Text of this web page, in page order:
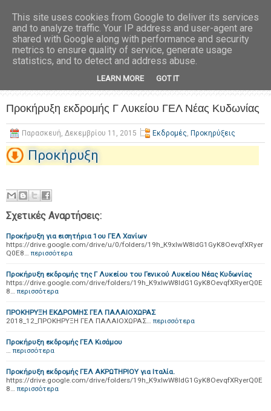
Προκήρυξη εκδρομής Γ Λυκείου ΓΕΛ Νέας Κυδωνίας
Παρασκευή, Δεκεμβρίου 11, 2015 Εκδρομές, Προκηρύξεις
Προκήρυξη
Σχετικές Αναρτήσεις:
Προκήρυξη για εισητήρια 1ου ΓΕΛ Χανίων
https://drive.google.com/drive/u/0/folders/19h_K9xlwW8IdG1GyK8OevqfXRyer
Q0E8… περισσότερα
Προκήρυξη εκδρομής της Γ Λυκείου του Γενικού Λυκείου Νέας Κυδωνίας
https://drive.google.com/drive/folders/19h_K9xlwW8IdG1GyK8OevqfXRyerQ0E
8… περισσότερα
ΠΡΟΚΗΡΥΞΗ ΕΚΔΡΟΜΗΣ ΓΕΛ ΠΑΛΑΙΟΧΩΡΑΣ
2018_12_ΠΡΟΚΗΡΥΞΗ ΓΕΛ ΠΑΛΑΙΟΧΩΡΑΣ… περισσότερα
Προκήρυξη εκδρομής ΓΕΛ Κισάμου
… περισσότερα
Προκήρυξη εκδρομής ΓΕΛ ΑΚΡΩΤΗΡΙΟΥ για Ιταλία.
https://drive.google.com/drive/folders/19h_K9xlwW8IdG1GyK8OevqfXRyerQ0E
8… περισσότερα
This site uses cookies from Google to deliver its services
and to analyze traffic. Your IP address and user-agent are
shared with Google along with performance and security
metrics to ensure quality of service, generate usage
statistics, and to detect and address abuse.
LEARN MORE GOT IT